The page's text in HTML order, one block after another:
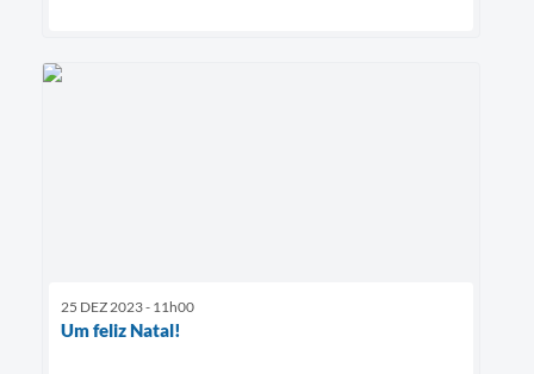
25 DEZ 2023 - 11h00
Um feliz Natal!